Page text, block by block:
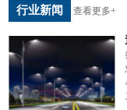
行业新闻 查看更多+